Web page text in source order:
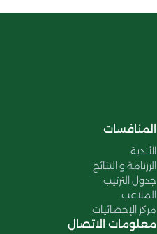
المنافسات
الأندية
الرزنامة و النتائج
جدول الترتيب
الملاعب
مركز الإحصائيات
معلومات الاتصال